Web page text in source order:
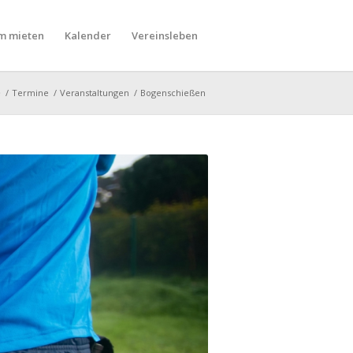
mieten Kalender Vereinsleben
/ Termine / Veranstaltungen / Bogenschießen